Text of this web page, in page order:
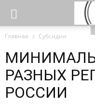
Главная Субсидии
РАЗНЫХ
РОССИИ